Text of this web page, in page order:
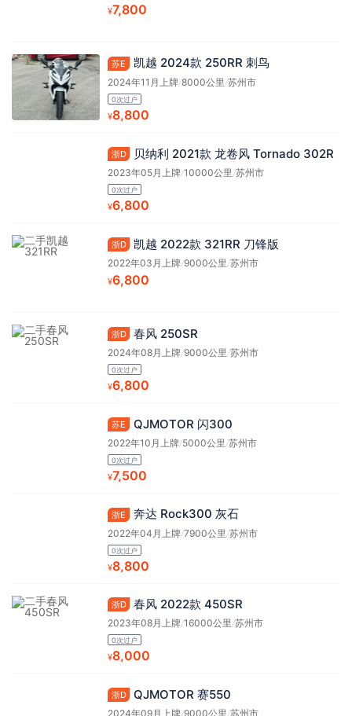
¥7,800
苏E 凯越 2024款 250RR 刺鸟
2024年11月上牌/8000公里 /苏州市
0次过户
¥8,800
浙D 贝纳利 2021款 龙卷风 Tornado 302R
2023年05月上牌/10000公里 /苏州市
0次过户
¥6,800
浙D 凯越 2022款 321RR 刀锋版
2022年03月上牌/9000公里 /苏州市
¥6,800
浙D 春风 250SR
2024年08月上牌/9000公里 /苏州市
0次过户
¥6,800
苏E QJMOTOR 闪300
2022年10月上牌/5000公里 /苏州市
0次过户
¥7,500
浙E 奔达 Rock300 灰石
2022年04月上牌/7900公里 /苏州市
0次过户
¥8,800
浙D 春风 2022款 450SR
2023年08月上牌/16000公里/苏州市
0次过户
¥8,000
浙D QJMOTOR 赛550
2024年09月上牌/9000公里 /苏州市